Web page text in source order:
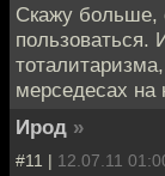
Скажу больше,
пользоваться.
мерседесах на
Ирод »
#11 | 12.07.11